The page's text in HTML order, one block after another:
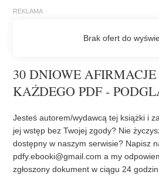
30 DNIOWE
KAŻDEGO PDF -
Jesteś autorem/wydawcą tej książki i
jej wstęp bez Twojej zgody? Nie
dostępny w naszym serwisie? Napisz
pdfy.ebooki@gmail.com a my
zgłoszony dokument w ciągu 24